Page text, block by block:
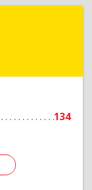
134